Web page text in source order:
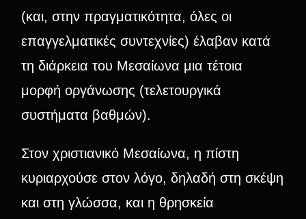
(και, στην πραγματικότητα, όλες οι
επαγγελματικές συντεχνίες) έλαβαν κατά
τη διάρκεια του Μεσαίωνα μια τέτοια
μορφή οργάνωσης (τελετουργικά
συστήματα βαθμών).
Στον χριστιανικό Μεσαίωνα, η πίστη
κυριαρχούσε στον λόγο, δηλαδή στη σκέψη
και στη γλώσσα, και η θρησκεία